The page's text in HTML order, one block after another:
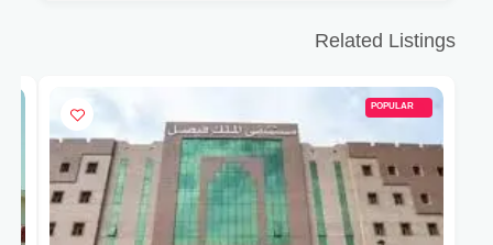
Related Listings
POPULAR